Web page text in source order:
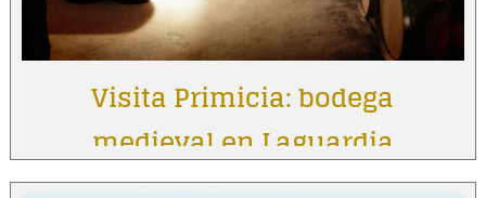
Visita Primicia: bodega
medieval en Laguardia